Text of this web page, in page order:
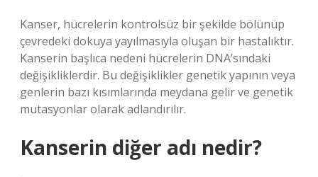
Kanser, hücrelerin kontrolsüz bir şekilde bölünüp
çevredeki dokuya yayılmasıyla oluşan bir hastalıktır.
Kanserin başlıca nedeni hücrelerin DNA’sındaki
değişikliklerdir. Bu değişiklikler genetik yapının veya
genlerin bazı kısımlarında meydana gelir ve genetik
mutasyonlar olarak adlandırılır.
Kanserin diğer adı nedir?